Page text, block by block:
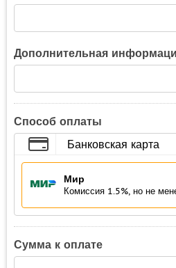
Дополнительная
Способ оплаты
Банковская карта
Мир
Комиссия 1.5%, но не
Сумма к оплате